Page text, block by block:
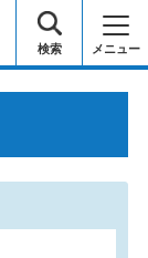
検索 メニュー